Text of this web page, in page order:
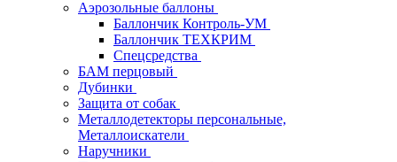
Аэрозольные баллоны
Баллончик Контроль-УМ
Баллончик ТЕХКРИМ
Спецсредства
БАМ перцовый
Дубинки
Защита от собак
Металлодетекторы персональные,
Металлоискатели
Наручники